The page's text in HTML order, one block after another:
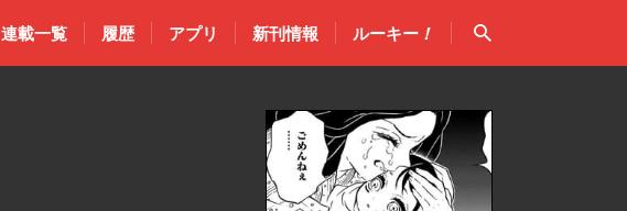
連載一覧 履歴 アプリ 新刊情報 ルーキー！ 検索